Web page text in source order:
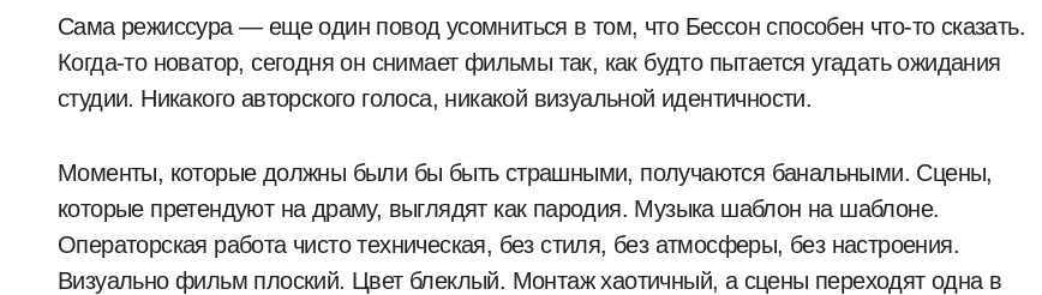
Сама режиссура — еще один повод усомниться в том, что Бессон способен что-то сказать.
Когда-то новатор, сегодня он снимает фильмы так, как будто пытается угадать ожидания
студии. Никакого авторского голоса, никакой визуальной идентичности.
Моменты, которые должны были бы быть страшными, получаются банальными. Сцены,
которые претендуют на драму, выглядят как пародия. Музыка шаблон на шаблоне.
Операторская работа чисто техническая, без стиля, без атмосферы, без настроения.
Визуально фильм плоский. Цвет блеклый. Монтаж хаотичный, а сцены переходят одна в